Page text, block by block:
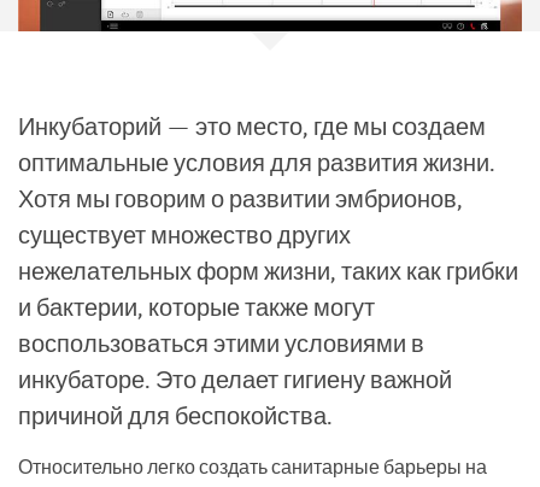
Инкубаторий — это место, где мы создаем
оптимальные условия для развития жизни.
Хотя мы говорим о развитии эмбрионов,
существует множество других
нежелательных форм жизни, таких как грибки
и бактерии, которые также могут
воспользоваться этими условиями в
инкубаторе. Это делает гигиену важной
причиной для беспокойства.
Относительно легко создать санитарные барьеры на